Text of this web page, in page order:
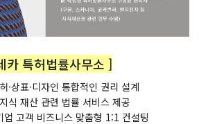
카 특허법률사무소 ]
상표·디자인 통합적인 권리 설계
식 재산 관련 법률 서비스 제공
고객 비즈니스 맞춤형 1:1 컨설팅